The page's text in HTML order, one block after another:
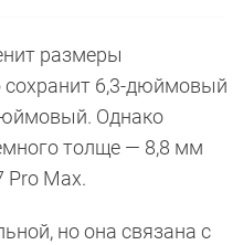
размеры
сохранит 6,3-дюймовый
Однако
толще — 8,8 мм
Pro Max.
но она связана с